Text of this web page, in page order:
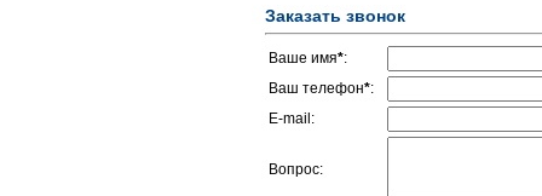
Заказать звонок
Ваше имя*:
Ваш телефон*:
E-mail:
Вопрос: